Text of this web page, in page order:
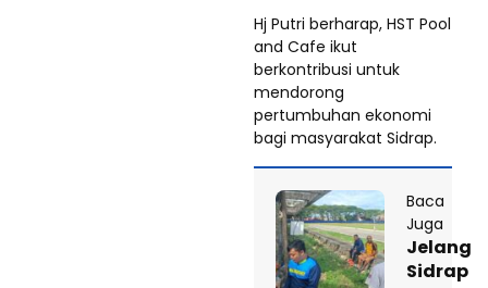
Hj Putri berharap, HST Pool
and Cafe ikut
berkontribusi untuk
mendorong
pertumbuhan ekonomi
bagi masyarakat Sidrap.
Baca
Juga
Jelang
Sidrap